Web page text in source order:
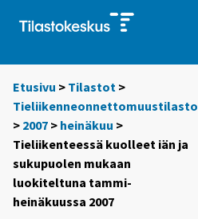
Etusivu > Tilastot >
Tieliikenneonnettomuustilasto
> 2007 > heinäkuu >
Tieliikenteessä kuolleet iän ja
sukupuolen mukaan
luokiteltuna tammi-
heinäkuussa 2007